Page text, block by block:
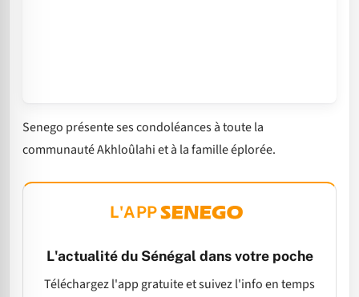
Senego présente ses condoléances à toute la
communauté Akhloûlahi et à la famille éplorée.
L'APP
L'actualité du Sénégal dans votre poche
Téléchargez l'app gratuite et suivez l'info en temps